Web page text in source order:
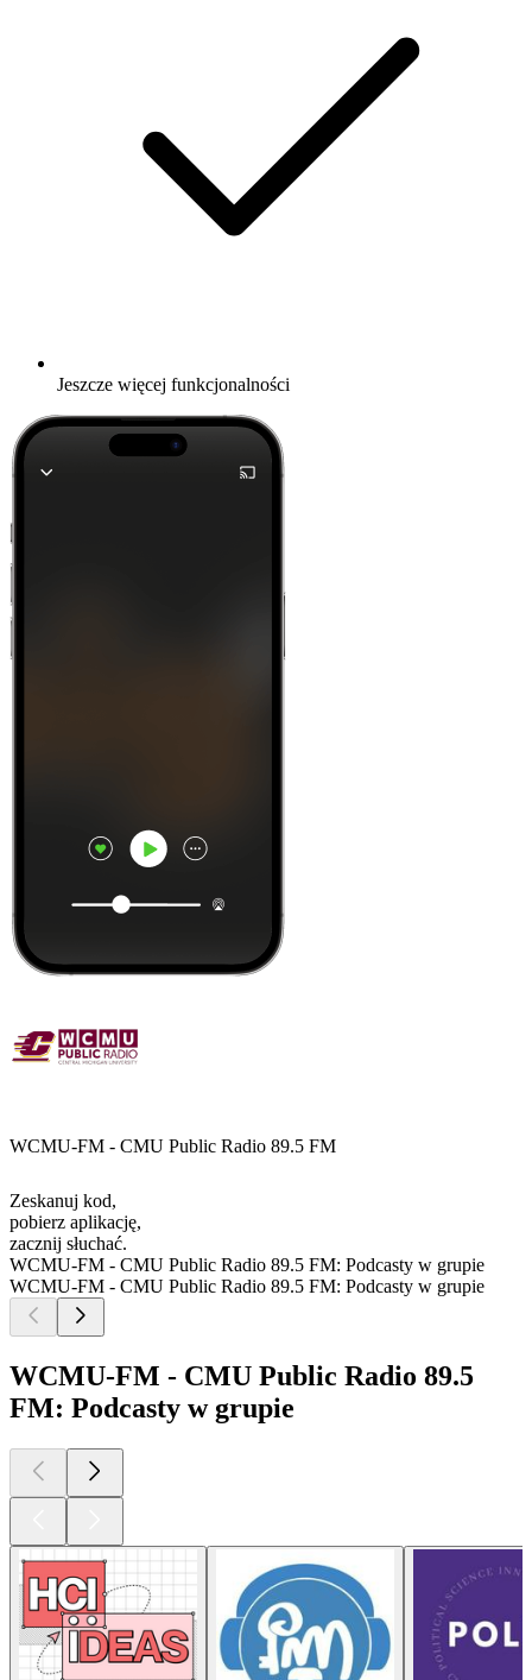
Jeszcze więcej funkcjonalności
WCMU-FM - CMU Public Radio 89.5 FM
Zeskanuj kod,
pobierz aplikację,
zacznij słuchać.
WCMU-FM - CMU Public Radio 89.5 FM: Podcasty w grupie
WCMU-FM - CMU Public Radio 89.5 FM: Podcasty w grupie
WCMU-FM - CMU Public Radio 89.5
FM: Podcasty w grupie